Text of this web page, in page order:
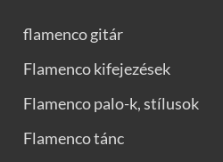
flamenco gitár
Flamenco kifejezések
Flamenco palo-k, stílusok
Flamenco tánc